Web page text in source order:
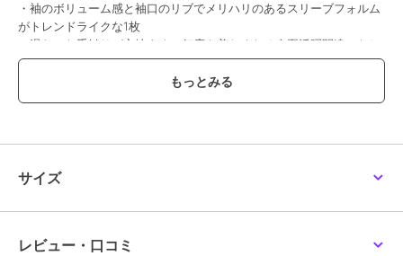
・袖のボリューム感と袖口のリブでメリハリのあるスリーブフォルム
がトレンドライクな1枚
・滑らかな手触りが心地よく、何度も着たくなる春夏活躍間違いなし
のアイテム
・長すぎず短すぎない丈感がどんな身長の方にも着やすいです！
・タイトスカート合わせは大人っぽく上品な着こなしになりオススメ
裏地：あり
伸縮性：あり
洗濯：手洗い可
サイズ
レビュー・口コミ